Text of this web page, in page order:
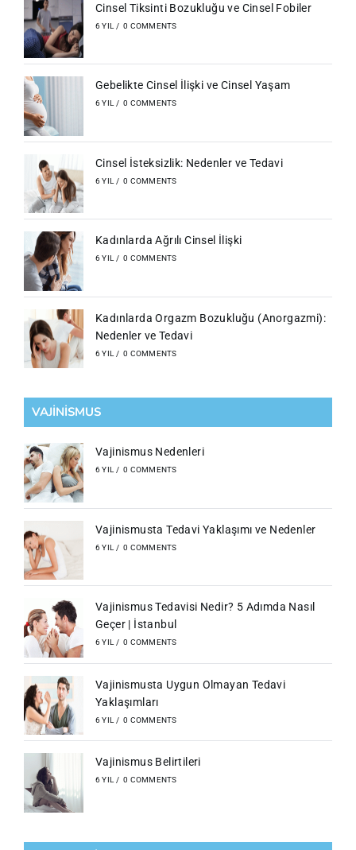
Cinsel Tiksinti Bozukluğu ve Cinsel Fobiler
6 YIL / 0 COMMENTS
Gebelikte Cinsel İlişki ve Cinsel Yaşam
6 YIL / 0 COMMENTS
Cinsel İsteksizlik: Nedenler ve Tedavi
6 YIL / 0 COMMENTS
Kadınlarda Ağrılı Cinsel İlişki
6 YIL / 0 COMMENTS
Kadınlarda Orgazm Bozukluğu (Anorgazmi):
Nedenler ve Tedavi
6 YIL / 0 COMMENTS
VAJİNİSMUS
Vajinismus Nedenleri
6 YIL / 0 COMMENTS
Vajinismusta Tedavi Yaklaşımı ve Nedenler
6 YIL / 0 COMMENTS
Vajinismus Tedavisi Nedir? 5 Adımda Nasıl
Geçer | İstanbul
6 YIL / 0 COMMENTS
Vajinismusta Uygun Olmayan Tedavi
Yaklaşımları
6 YIL / 0 COMMENTS
Vajinismus Belirtileri
6 YIL / 0 COMMENTS